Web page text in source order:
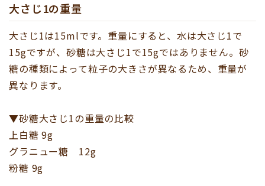
大さじ1の重量
大さじ1は15mlです。重量にすると、水は大さじ1で
15gですが、砂糖は大さじ1で15gではありません。砂
糖の種類によって粒子の大きさが異なるため、重量が
異なります。
▼砂糖大さじ1の重量の比較
上白糖 9g
グラニュー糖 12g
粉糖 9g